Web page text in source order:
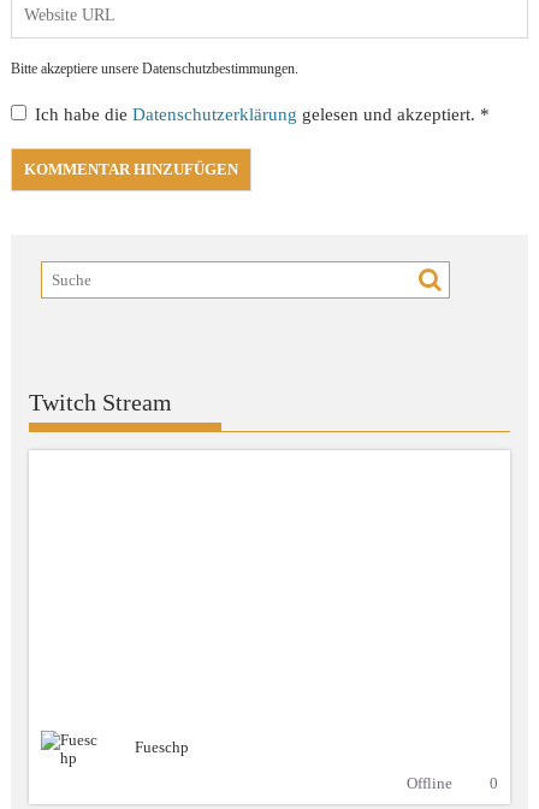
Bitte akzeptiere unsere Datenschutzbestimmungen.
Ich habe dieDatenschutzerklärung gelesen und akzeptiert. *
Twitch Stream
Fueschp
Offline
0